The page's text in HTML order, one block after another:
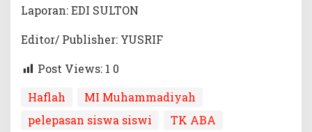
Laporan: EDI SULTON
Editor/ Publisher: YUSRIF
Post Views: 1 0
Haflah
MI Muhammadiyah
pelepasan siswa siswi
TK ABA